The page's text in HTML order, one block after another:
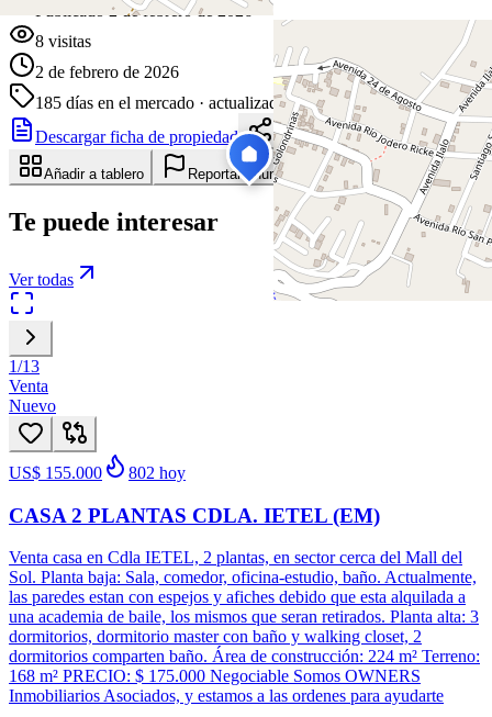
Publicado 2 de febrero de 2026
8 visitas
2 de febrero de 2026
185 días en el mercado · actualizado hace 0 días
Descargar ficha de propiedad
Compartir
Añadir a tablero Reportar anuncio
Te puede interesar
Ver todas
1/13
Venta
Nuevo
US$ 155.000 802 hoy
CASA 2 PLANTAS CDLA. IETEL (EM)
Venta casa en Cdla IETEL, 2 plantas, en sector cerca del Mall del
Sol. Planta baja: Sala, comedor, oficina-estudio, baño. Actualmente,
las paredes estan con espejos y afiches debido que esta alquilada a
una academia de baile, los mismos que seran retirados. Planta alta: 3
dormitorios, dormitorio master con baño y walking closet, 2
dormitorios comparten baño. Área de construcción: 224 m² Terreno:
168 m² PRECIO: $ 175.000 Negociable Somos OWNERS
Inmobiliarios Asociados, y estamos a las ordenes para ayudarte